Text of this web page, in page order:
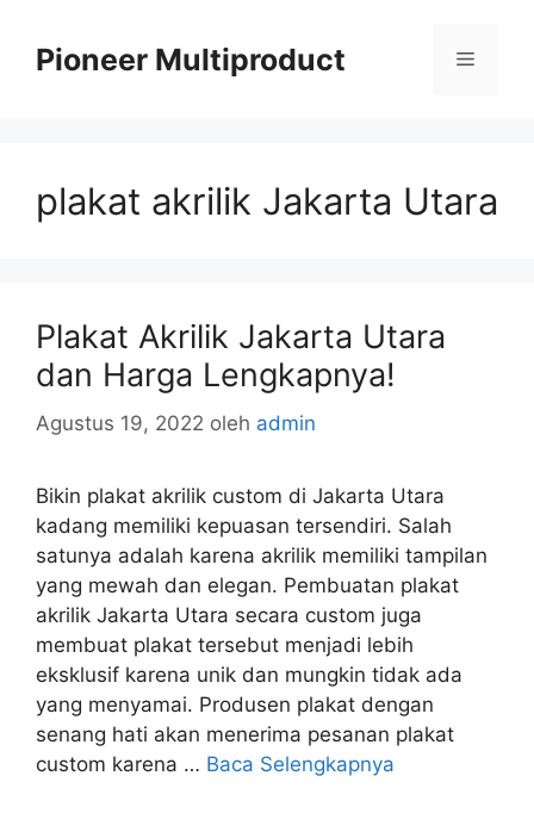
Pioneer Multiproduct Menu
plakat akrilik Jakarta Utara
Plakat Akrilik Jakarta Utara
dan Harga Lengkapnya!
Agustus 19, 2022 oleh admin
Bikin plakat akrilik custom di Jakarta Utara
kadang memiliki kepuasan tersendiri. Salah
satunya adalah karena akrilik memiliki tampilan
yang mewah dan elegan. Pembuatan plakat
akrilik Jakarta Utara secara custom juga
membuat plakat tersebut menjadi lebih
eksklusif karena unik dan mungkin tidak ada
yang menyamai. Produsen plakat dengan
senang hati akan menerima pesanan plakat
custom karena … Baca Selengkapnya